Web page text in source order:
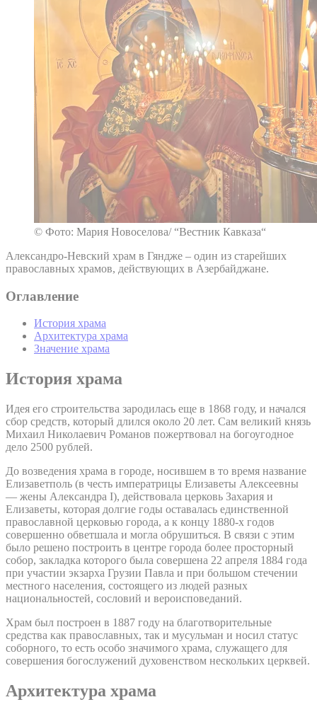
© Фото: Мария Новоселова/ “Вестник Кавказа“
Александро-Невский храм в Гяндже – один из старейших
православных храмов, действующих в Азербайджане.
Оглавление
История храма
Архитектура храма
Значение храма
История храма
Идея его строительства зародилась еще в 1868 году, и начался
сбор средств, который длился около 20 лет. Сам великий князь
Михаил Николаевич Романов пожертвовал на богоугодное
дело 2500 рублей.
До возведения храма в городе, носившем в то время название
Елизаветполь (в честь императрицы Елизаветы Алексеевны
— жены Александра I), действовала церковь Захария и
Елизаветы, которая долгие годы оставалась единственной
православной церковью города, а к концу 1880-х годов
совершенно обветшала и могла обрушиться. В связи с этим
было решено построить в центре города более просторный
собор, закладка которого была совершена 22 апреля 1884 года
при участии экзарха Грузии Павла и при большом стечении
местного населения, состоящего из людей разных
национальностей, сословий и вероисповеданий.
Храм был построен в 1887 году на благотворительные
средства как православных, так и мусульман и носил статус
соборного, то есть особо значимого храма, служащего для
совершения богослужений духовенством нескольких церквей.
Архитектура храма